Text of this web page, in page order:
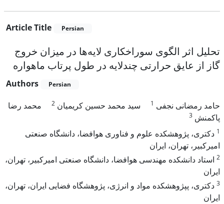
Article Title Persian
تحلیل اثر الگوی سوراخکاری لایه‌ها در میزان خروج
گاز از عایق حرارتی چندلایه در طول پرتاب ماهواره
Authors Persian
حامد رمضانی نجفی 1 سید محمد حسین کریمیان 2
محمد رضا
پاکمنش 3
1 دکتری، پژوهشکده علوم و فناوری هوافضا، دانشگاه صنعتی
امیرکبیر، تهران، ایران
2 استاد دانشکده مهندسی هوافضا، دانشگاه صنعتی امیرکبیر، تهران،
ایران
3 دکتری، پپژوهشکده مواد و انرژی، پژوهشگاه فضایی ایران، تهران،
ایران